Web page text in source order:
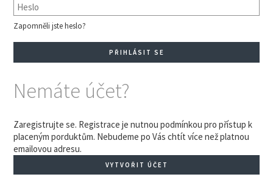
Zapomněli jste heslo?
Nemáte účet?
Zaregistrujte se. Registrace je nutnou podmínkou pro přístup k
placeným porduktům. Nebudeme po Vás chtít více než platnou
emailovou adresu.
VYTVOŘIT ÚČET